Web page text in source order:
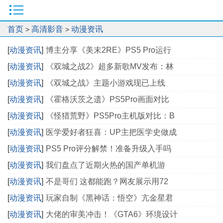
首页 > 高清影音 > 动漫资讯
[动漫资讯] 博主分享《美末2RE》PS5 Pro运行
[动漫资讯]
《双城之战2》超多新歌MV发布：林
[动漫资讯]
《双城之战》主题小游戏现已上线
[动漫资讯]
《霍格沃茨之遗》PS5Pro画面对比
[动漫资讯]
《怪猎荒野》PS5Pro主机版对比：B
[动漫资讯] 医学爱好者狂喜：UP主把医学史做成
[动漫资讯] PS5 Pro评分解禁！准备升级入手吗
[动漫资讯] 我们盘点了近期火热的国产单机游
[动漫资讯] 不是哥们 这都能跑？网友展示用72
[动漫资讯] 玩家自制《黑神话：悟空》亢金星君
[动漫资讯] 大佬的审美冲击！《GTA6》环境设计